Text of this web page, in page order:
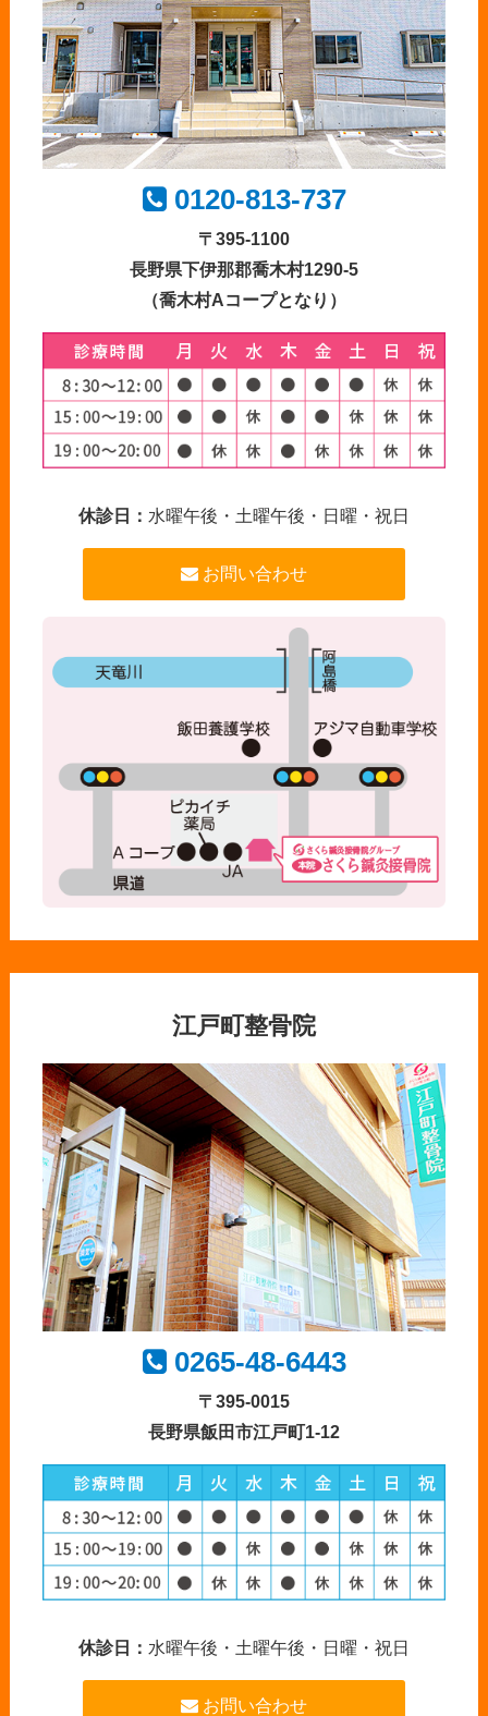
0120-813-737
〒395-1100
長野県下伊那郡喬木村1290-5
（喬木村Aコープとなり）
休診日： 水曜午後・土曜午後・日曜・祝日
お問い合わせ
江戸町整骨院
0265-48-6443
〒395-0015
長野県飯田市江戸町1-12
休診日： 水曜午後・土曜午後・日曜・祝日
お問い合わせ